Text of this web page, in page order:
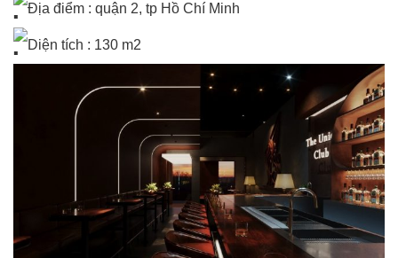
Địa điểm : quận 2, tp Hồ Chí Minh
Diện tích : 130 m2